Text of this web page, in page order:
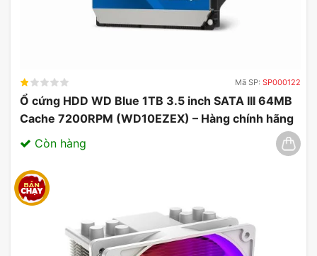
Mã SP: SP000122
Ổ cứng HDD WD Blue 1TB 3.5 inch SATA III 64MB
Cache 7200RPM (WD10EZEX) – Hàng chính hãng
03/2025
Còn hàng